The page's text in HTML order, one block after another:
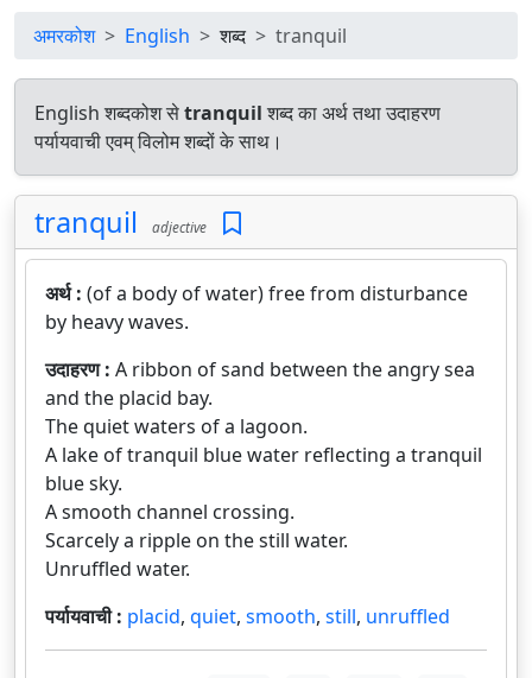
अमरकोश English शब्द tranquil
English शब्दकोश सेtranquilशब्द का अर्थ तथा उदाहरण
पर्यायवाची एवम् विलोम शब्दों के साथ।
tranquil adjective
अर्थ : (of a body of water) free from disturbance
by heavy waves.
उदाहरण : A ribbon of sand between the angry sea
and the placid bay.
The quiet waters of a lagoon.
A lake of tranquil blue water reflecting a tranquil
blue sky.
A smooth channel crossing.
Scarcely a ripple on the still water.
Unruffled water.
पर्यायवाची : placid, quiet, smooth, still, unruffled